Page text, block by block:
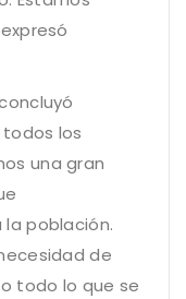
los
una gran
población.
de
todo lo que se